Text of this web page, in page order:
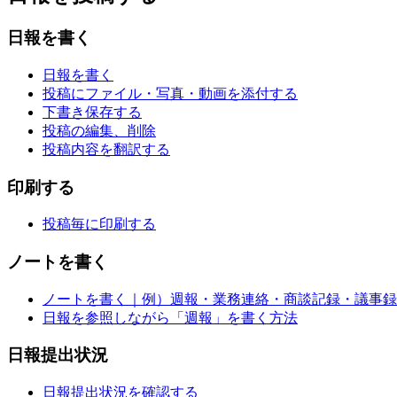
日報を書く
日報を書く
投稿にファイル・写真・動画を添付する
下書き保存する
投稿の編集、削除
投稿内容を翻訳する
印刷する
投稿毎に印刷する
ノートを書く
ノートを書く｜例）週報・業務連絡・商談記録・議事録
日報を参照しながら「週報」を書く方法
日報提出状況
日報提出状況を確認する